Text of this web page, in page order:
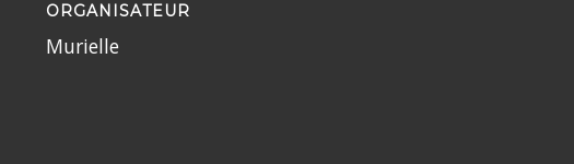
ORGANISATEUR
Murielle